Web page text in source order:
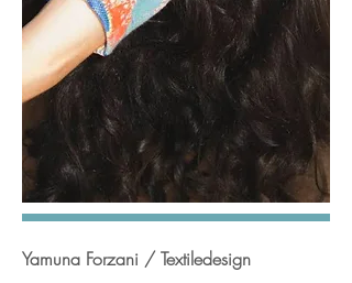
Yamuna Forzani / Textiledesign